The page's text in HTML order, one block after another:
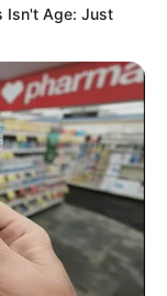
Isn't Age: Just